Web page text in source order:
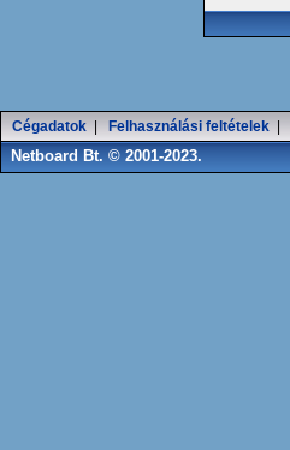
Cégadatok Felhasználási feltételek
Netboard Bt. © 2001-2023.